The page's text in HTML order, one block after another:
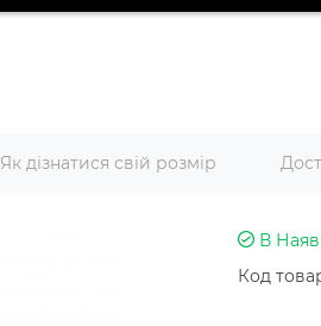
Як дізнатися свій розмір
В
Код